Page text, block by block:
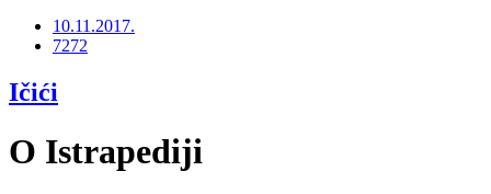
10.11.2017.
7272
Ičići
O Istrapediji